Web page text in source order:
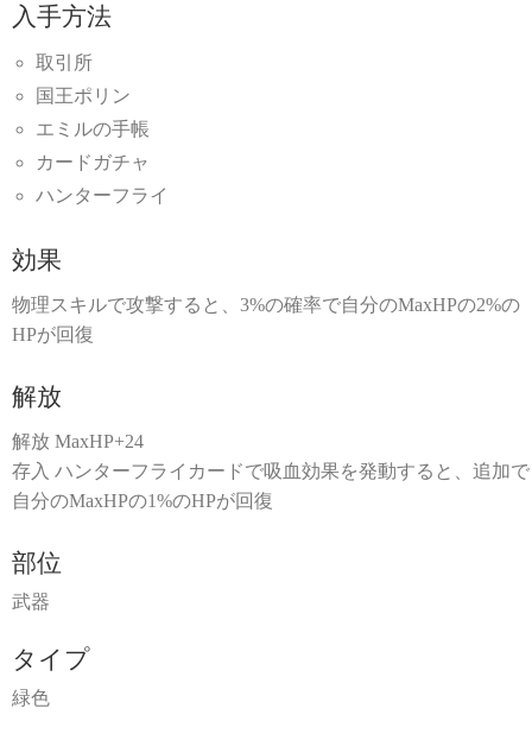
入手方法
取引所
国王ポリン
エミルの手帳
カードガチャ
ハンターフライ
効果
物理スキルで攻撃すると、3%の確率で自分のMaxHPの2%の
HPが回復
解放
解放 MaxHP+24
存入 ハンターフライカードで吸血効果を発動すると、追加で
自分のMaxHPの1%のHPが回復
部位
武器
タイプ
緑色